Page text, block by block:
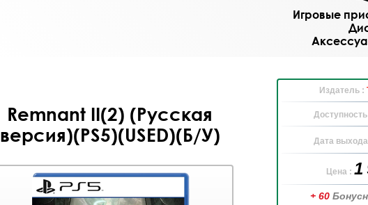
Игровые
Remnant II(2) (Русская
версия)(PS5)(USED)(Б/У)
Издатель :
Дата
Цена : 1
+ 60